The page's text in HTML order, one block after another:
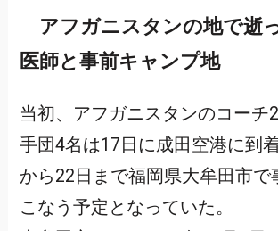
アフガニスタンの地で逝
医師と事前キャンプ地
当初、アフガニスタンのコーチ
手団4名は17日に成田空港に到
から22日まで福岡県大牟田市で
こなう予定となっていた。